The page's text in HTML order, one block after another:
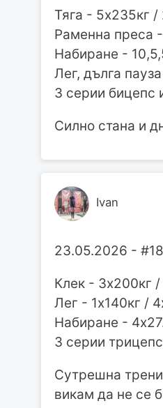
Тяга - 5х235кг /
Раменна преса -
Набиране -
Лег, дълга
3 серии бицепс
Силно стана и
Ivan
23.05.2026 -
Клек - 3х200кг /
Лег - 1х140кг /
Набиране -
3 серии
Сутрешна
викам да не се